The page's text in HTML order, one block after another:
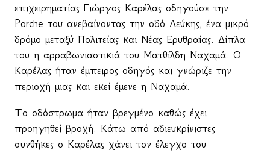
επιχειρηματίας Γιώργος Καρέλας οδηγούσε την
Porche του ανεβαίνοντας την οδό Λεύκης, ένα μικρό
δρόμο μεταξύ Πολιτείας και Νέας Ερυθραίας. Δίπλα
του η αρραβωνιαστικιά του Ματθίλδη Ναχαμά. Ο
Καρέλας ήταν έμπειρος οδηγός και γνώριζε την
περιοχή μιας και εκεί έμενε η Ναχαμά.
Το οδόστρωμα ήταν βρεγμένο καθώς έχει
προηγηθεί βροχή. Κάτω από αδιευκρίνιστες
συνθήκες ο Καρέλας χάνει τον έλεγχο του